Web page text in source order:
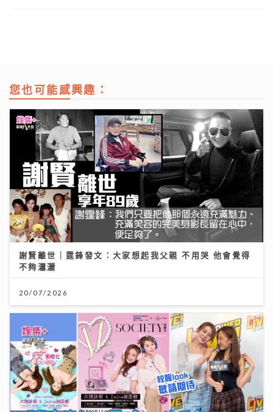
您也可能感興趣：
謝賢離世｜霆鋒發文：大家想起我父親 不用哭 他會覺得
不夠瀟灑
20/07/2026